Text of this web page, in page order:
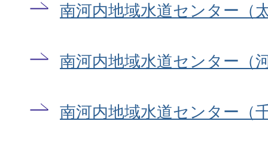
南河内地域水道センター（
南河内地域水道センター（
南河内地域水道センター（